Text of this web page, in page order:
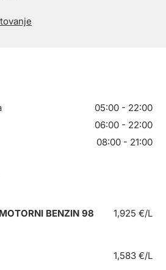
05:00 - 22:00
06:00 - 22:00
08:00 - 21:00
BENZIN 98
1,925 €/L
1,583 €/L